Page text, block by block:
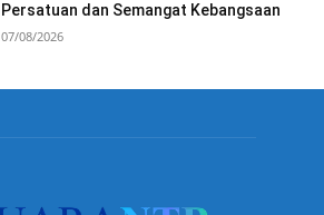
Persatuan dan Semangat Kebangsaan
07/08/2026